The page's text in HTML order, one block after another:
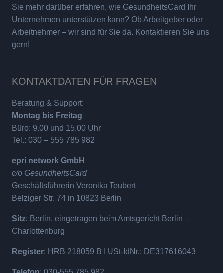
Sie mehr darüber erfahren, wie GesundheitsCard Ihr
Unternehmen unterstützen kann? Ob Arbeitgeber oder
Arbeitnehmer – wir sind für Sie da. Kontaktieren Sie uns
gern!
KONTAKTDATEN FÜR FRAGEN
Beratung & Support:
Montag bis Freitag
Büro: 9.00 und 15.00 Uhr
Tel.: 030 – 555 785 982
epri network GmbH
c/o GesundheitsCard
Geschäftsführerin Veronika Teubert
Belziger Str. 74 in 10823 Berlin
Sitz: Berlin, eingetragen beim Amtsgericht Berlin –
Charlottenburg
Register: HRB 218059 B I USt-IdNr.: DE317616043